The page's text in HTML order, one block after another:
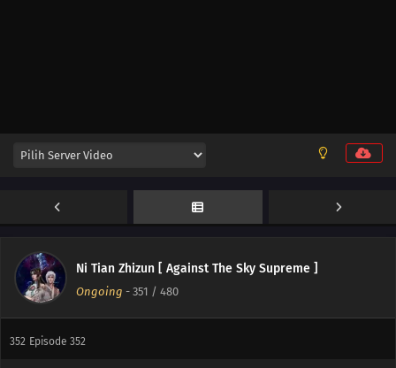
Ni Tian Zhizun [ Against The Sky Supreme ]
Ongoing - 351 / 480
354 Episode 354
353 Episode 353
352 Episode 352